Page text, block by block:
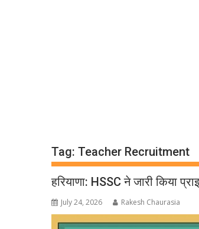
Tag: Teacher Recruitment
हरियाणा: HSSC ने जारी किया
July 24, 2026 Rakesh Chaurasia